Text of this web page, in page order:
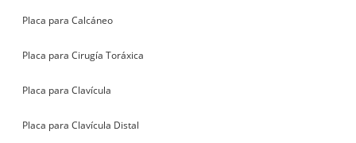
Placa para Calcáneo
Placa para Cirugía Toráxica
Placa para Clavícula
Placa para Clavícula Distal